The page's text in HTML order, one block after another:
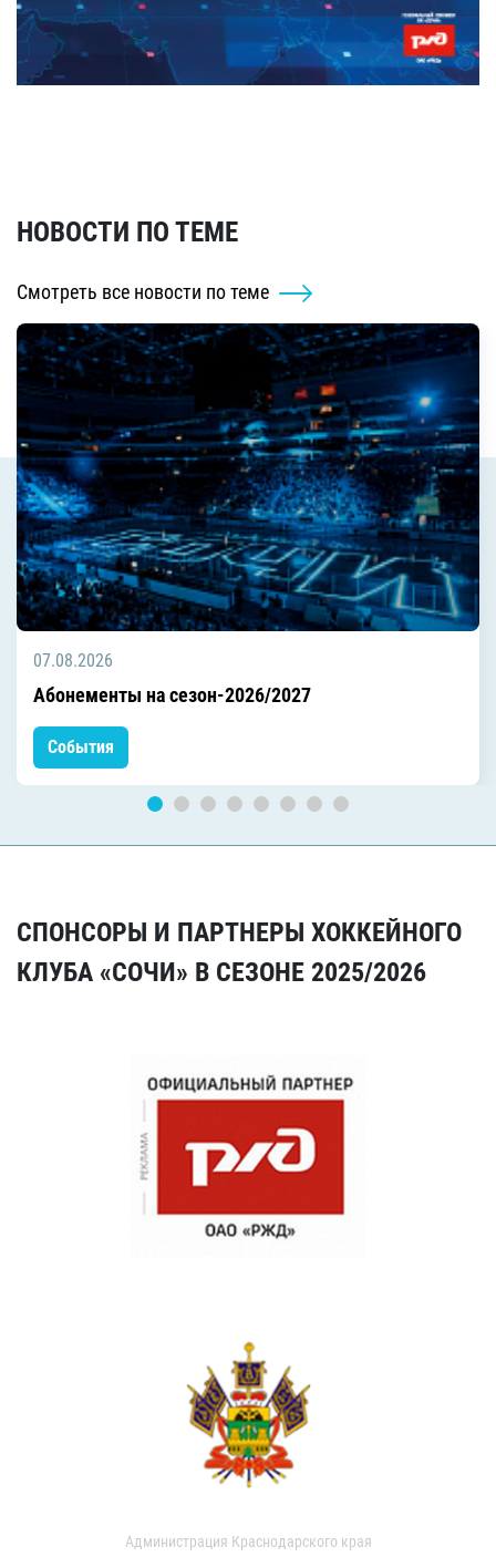
НОВОСТИ ПО ТЕМЕ
Смотреть все новости по теме
07.08.2026
Абонементы на сезон-2026/2027
События
СПОНСОРЫ И ПАРТНЕРЫ ХОККЕЙНОГО
КЛУБА «СОЧИ» В СЕЗОНЕ 2025/2026
Администрация Краснодарского края